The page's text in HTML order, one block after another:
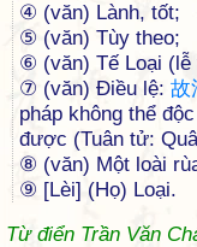
④ (văn) Lành, tốt;
⑤ (văn) Tùy theo;
⑥ (văn) Tế Loại
⑦ (văn) Điều lệ: 故
pháp không thể
được (Tuân tử:
⑧ (văn) Một loài
⑨ [Lèi] (Họ) Loại.
Từ điển Trần Văn